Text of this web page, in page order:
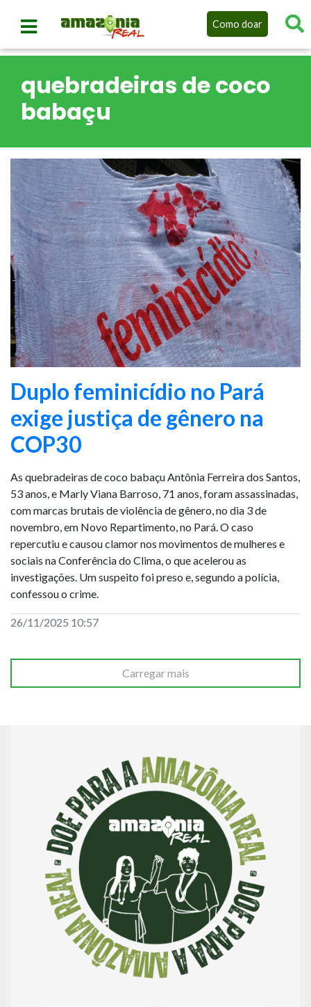
Como doar
quebradeiras de coco
babaçu
Duplo feminicídio no Pará
exige justiça de gênero na
COP30
As quebradeiras de coco babaçu Antônia Ferreira dos Santos,
53 anos, e Marly Viana Barroso, 71 anos, foram assassinadas,
com marcas brutais de violência de gênero, no dia 3 de
novembro, em Novo Repartimento, no Pará. O caso
repercutiu e causou clamor nos movimentos de mulheres e
sociais na Conferência do Clima, o que acelerou as
investigações. Um suspeito foi preso e, segundo a polícia,
confessou o crime.
26/11/2025 10:57
Carregar mais